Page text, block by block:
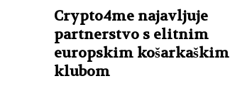
Crypto4me najavljuje
partnerstvo s elitnim
europskim košarkaškim
klubom